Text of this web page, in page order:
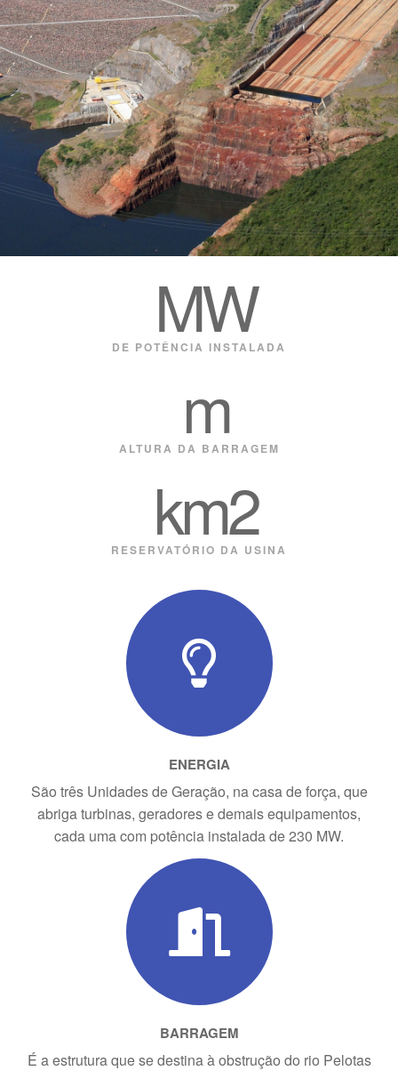
DE POTÊNCIA INSTALADA
MW
ALTURA DA BARRAGEM
m
RESERVATÓRIO DA USINA
km2
ENERGIA
São três Unidades de Geração, na casa de força, que
abriga turbinas, geradores e demais equipamentos,
cada uma com potência instalada de 230 MW.
BARRAGEM
É a estrutura que se destina à obstrução do rio Pelotas